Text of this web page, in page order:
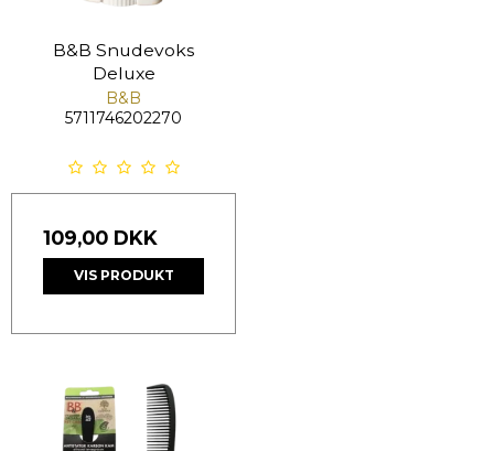
B&B Snudevoks
Deluxe
B&B
5711746202270
109,00 DKK
VIS PRODUKT